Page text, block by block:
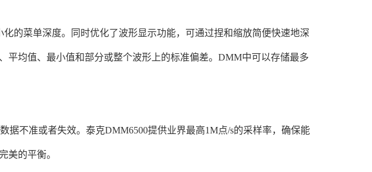
的菜单深度。同时优化了波形显示功能，可通过捏和缩放简便快速地深
平均值、最小值和部分或整个波形上的标准偏差。DMM中可以存储最多
不准或者失效。泰克DMM6500提供业界最高1M点/s的采样率，确保能
美的平衡。